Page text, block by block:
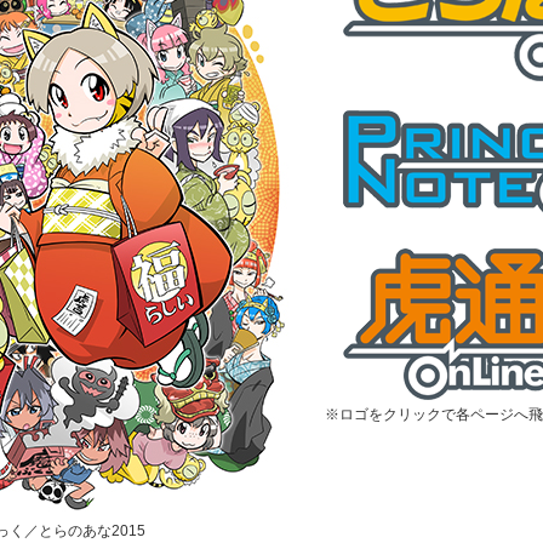
く／とらのあな2015
※ロゴをクリックで各ページへ